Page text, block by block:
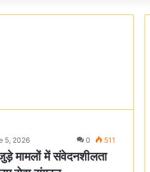
5, 2026 0 511
मामलों में संवेदनशीलता